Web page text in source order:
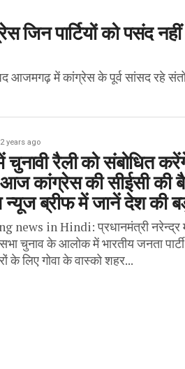
जिन पार्टियों को पसंद
आजमगढ़ में कांग्रेस के पूर्व सांसद रहे
2 years ago
चुनावी रैली को संबोधित
आज कांग्रेस की सीईसी की
न्यूज ब्रीफ में जानें देश की
news in Hindi: प्रधानमंत्री नरेन्द्र
चुनाव के आलोक में भारतीय जनता
के लिए गोवा के वास्को शहर...